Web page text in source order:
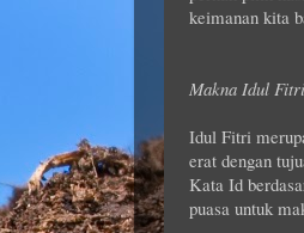
keimanan kita
Makna Idul Fitri
Idul Fitri
erat dengan
Kata Id
puasa untuk